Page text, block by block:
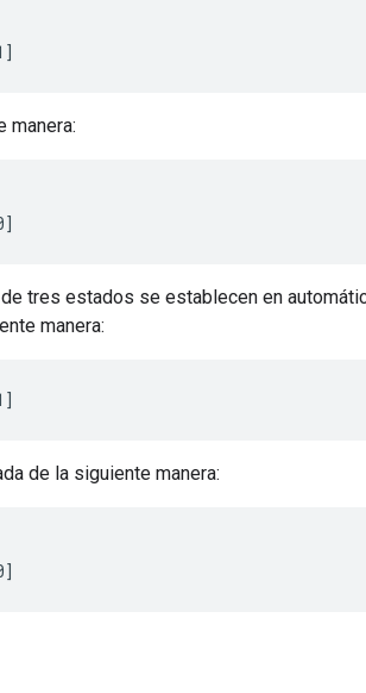
manera:
tres estados se establecen en
manera:
de la siguiente manera: